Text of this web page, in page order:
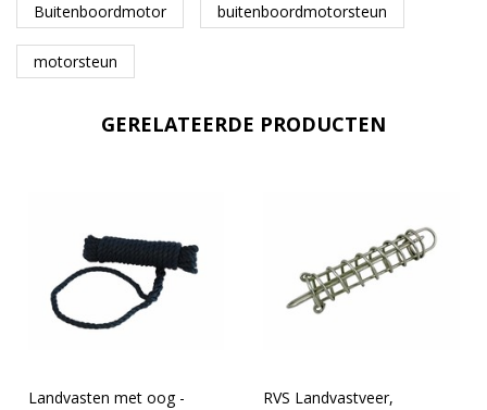
Buitenboordmotor buitenboordmotorsteun
motorsteun
GERELATEERDE PRODUCTEN
Landvasten met oog -
RVS Landvastveer,